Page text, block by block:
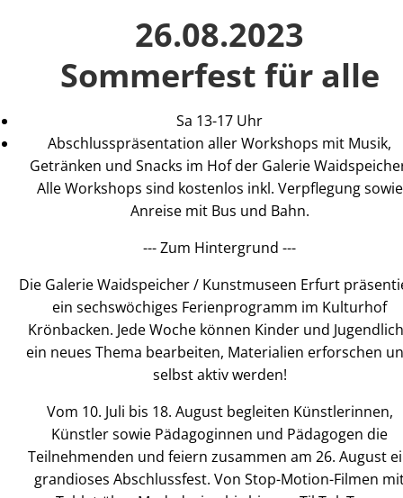
26.08.2023
Sommerfest für alle
Sa 13-17 Uhr
Abschlusspräsentation aller Workshops mit Musik,
Getränken und Snacks im Hof der Galerie
Alle Workshops sind kostenlos inkl. Verpflegung sowie
Anreise mit Bus und Bahn.
--- Zum Hintergrund ---
Die Galerie Waidspeicher / Kunstmuseen Erfurt
ein sechswöchiges Ferienprogramm im Kulturhof
Krönbacken. Jede Woche können Kinder und
ein neues Thema bearbeiten, Materialien erforschen
selbst aktiv werden!
Vom 10. Juli bis 18. August begleiten Künstlerinnen,
Künstler sowie Pädagoginnen und Pädagogen die
Teilnehmenden und feiern zusammen am 26. August
grandioses Abschlussfest. Von Stop-Motion-Filmen